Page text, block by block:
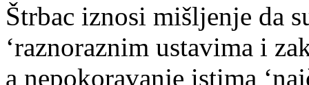
Štrbac iznosi mišljenje da
‘raznoraznim ustavima i
a nepokoravanje istima